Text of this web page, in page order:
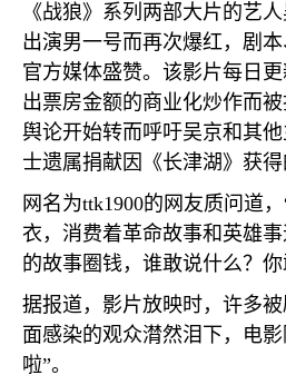
《战狼》系列两部大片的艺
出演男一号而再次爆红，剧
官方媒体盛赞。该影片每日
出票房金额的商业化炒作而被
舆论开始转而呼吁吴京和其
士遗属捐献因《长津湖》获得
网名为ttk1900的网友质问道
衣，消费着革命故事和英雄
的故事圈钱，谁敢说什么？
据报道，影片放映时，许多
面感染的观众潸然泪下，电
啦”。